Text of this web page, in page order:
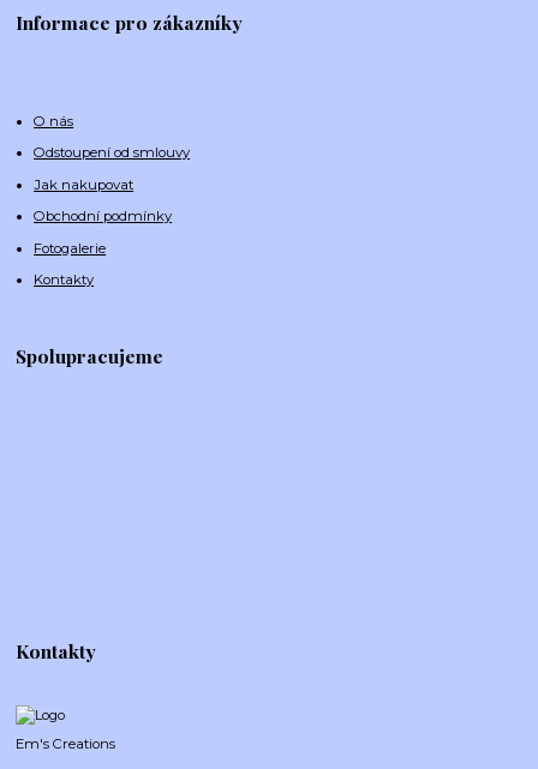
Informace pro zákazníky
O nás
Odstoupení od smlouvy
Jak nakupovat
Obchodní podmínky
Fotogalerie
Kontakty
Spolupracujeme
Kontakty
Em's Creations